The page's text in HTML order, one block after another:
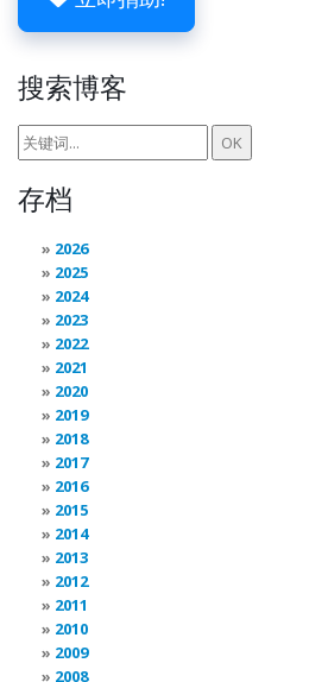
搜索博客
存档
2026
2025
2024
2023
2022
2021
2020
2019
2018
2017
2016
2015
2014
2013
2012
2011
2010
2009
2008